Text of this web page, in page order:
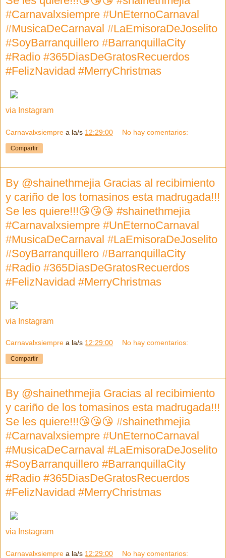
#Carnavalxsiempre #UnEternoCarnaval
#MusicaDeCarnaval #LaEmisoraDeJoselito
#SoyBarranquillero #BarranquillaCity
#Radio #365DiasDeGratosRecuerdos
#FelizNavidad #MerryChristmas
via Instagram
Carnavalxsiempre a la/s 12:29:00 No hay comentarios:
Compartir
By @shainethmejia Gracias al recibimiento
y cariño de los tomasinos esta madrugada!!!
Se les quiere!!!😘😘😘 #shainethmejia
#Carnavalxsiempre #UnEternoCarnaval
#MusicaDeCarnaval #LaEmisoraDeJoselito
#SoyBarranquillero #BarranquillaCity
#Radio #365DiasDeGratosRecuerdos
#FelizNavidad #MerryChristmas
via Instagram
Carnavalxsiempre a la/s 12:29:00 No hay comentarios:
Compartir
By @shainethmejia Gracias al recibimiento
y cariño de los tomasinos esta madrugada!!!
Se les quiere!!!😘😘😘 #shainethmejia
#Carnavalxsiempre #UnEternoCarnaval
#MusicaDeCarnaval #LaEmisoraDeJoselito
#SoyBarranquillero #BarranquillaCity
#Radio #365DiasDeGratosRecuerdos
#FelizNavidad #MerryChristmas
via Instagram
Carnavalxsiempre a la/s 12:29:00 No hay comentarios: